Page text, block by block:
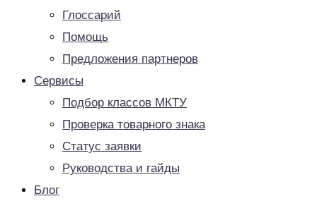
Глоссарий
Помощь
Предложения партнеров
Сервисы
Подбор классов МКТУ
Проверка товарного знака
Статус заявки
Руководства и гайды
Блог